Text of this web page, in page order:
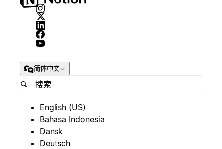
简体中文
English (US)
Bahasa Indonesia
Dansk
Deutsch